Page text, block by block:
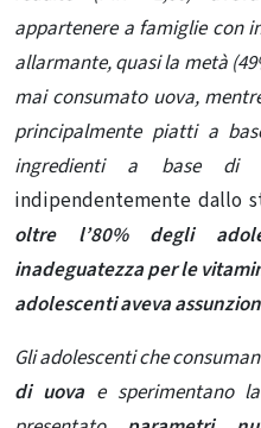
appartenere a famiglie con
allarmante, quasi la metà
mai consumato uova,
principalmente piatti a
ingredienti a base di
indipendentemente dallo
oltre l’80% degli
inadeguatezza per le
adolescenti aveva
Gli adolescenti che
di uovae sperimentano